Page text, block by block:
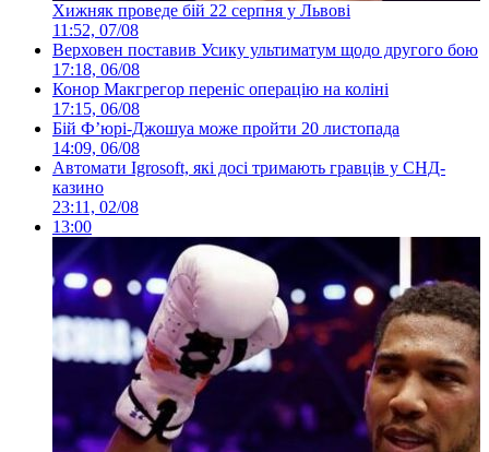
Хижняк проведе бій 22 серпня у Львові
11:52, 07/08
Верховен поставив Усику ультиматум щодо другого бою
17:18, 06/08
Конор Макгрегор переніс операцію на коліні
17:15, 06/08
Бій Ф’юрі-Джошуа може пройти 20 листопада
14:09, 06/08
Автомати Igrosoft, які досі тримають гравців у СНД-
казино
23:11, 02/08
13:00